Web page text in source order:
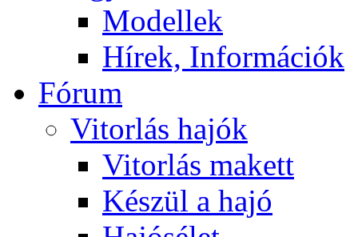
Modellek
Hírek, Információk
Fórum
Vitorlás hajók
Vitorlás makett
Készül a hajó